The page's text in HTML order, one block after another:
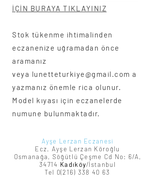
İÇİN BURAYA TIKLAYINIZ
Stok tükenme ihtimalinden
eczanenize uğramadan önce
aramanız
veya lunetteturkiye@gmail.com a
yazmanız önemle rica olunur.
Model kıyası için eczanelerde
numune bulunmaktadır.
Ayşe Lerzan Eczanesi
Ecz. Ayşe Lerzan Köroğlu
Osmanağa, Söğütlü Çeşme Cd No: 6/A,
34714 Kadıköy/İstanbul
Tel 0(216) 338 40 63